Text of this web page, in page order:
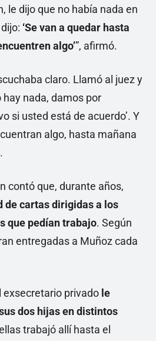
le dijo que no había nada en
‘Se van a quedar hasta
algo’”, afirmó.
claro. Llamó al juez y
hay nada, damos por
si usted está de acuerdo’. Y
algo, hasta mañana
contó que, durante años,
de cartas dirigidas a los
que pedían trabajo. Según
entregadas a Muñoz cada
exsecretario privado le
dos hijas en distintos
trabajó allí hasta el